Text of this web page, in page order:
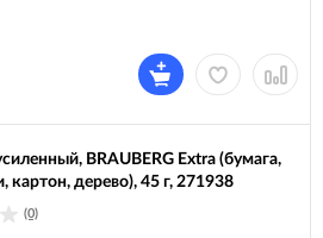
BRAUBERG Extra (бумага,
картон, дерево), 45 г, 271938
(0)